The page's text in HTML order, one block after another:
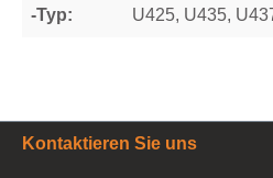
-Typ:
U425, U435,
Kontaktieren Sie uns